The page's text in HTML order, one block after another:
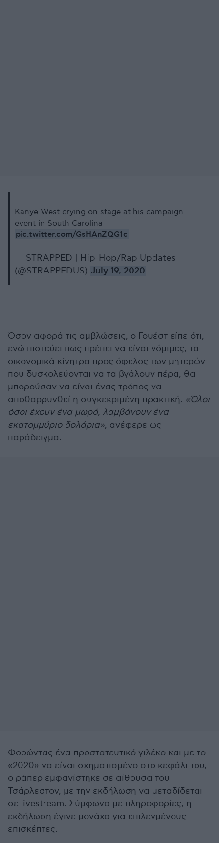
Kanye West crying on stage at his campaign
event in South Carolina
pic.twitter.com/GsHAnZQG1c
— STRAPPED | Hip-Hop/Rap Updates
(@STRAPPEDUS) July 19, 2020
Όσον αφορά τις αμβλώσεις, ο Γουέστ είπε ότι,
ενώ πιστεύει πως πρέπει να είναι νόμιμες, τα
οικονομικά κίνητρα προς όφελος των μητερών
που δυσκολεύονται να τα βγάλουν πέρα, θα
μπορούσαν να είναι ένας τρόπος να
αποθαρρυνθεί η συγκεκριμένη πρακτική. «Όλοι
όσοι έχουν ένα μωρό, λαμβάνουν ένα
εκατομμύριο δολάρια», ανέφερε ως
παράδειγμα.
Φορώντας ένα προστατευτικό γιλέκο και με το
«2020» να είναι σχηματισμένο στο κεφάλι του,
ο ράπερ εμφανίστηκε σε αίθουσα του
Τσάρλεστον, με την εκδήλωση να μεταδίδεται
σε livestream. Σύμφωνα με πληροφορίες, η
εκδήλωση έγινε μονάχα για επιλεγμένους
επισκέπτες.